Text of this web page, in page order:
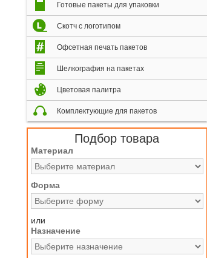
Готовые пакеты для упаковки
Скотч с логотипом
Офсетная печать пакетов
Шелкография на пакетах
Цветовая палитра
Комплектующие для пакетов
Подбор товара
Материал
Форма
или
Назначение